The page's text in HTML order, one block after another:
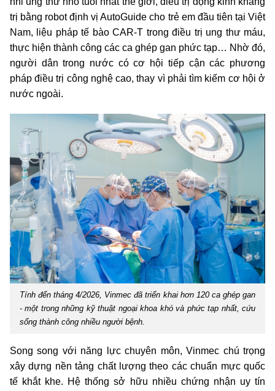
trị bằng robot định vị AutoGuide cho trẻ em đầu tiên tại Việt
Nam, liệu pháp tế bào CAR-T trong điều trị ung thư máu,
thực hiện thành công các ca ghép gan phức tạp… Nhờ đó,
người dân trong nước có cơ hội tiếp cận các phương
pháp điều trị công nghệ cao, thay vì phải tìm kiếm cơ hội ở
nước ngoài.
Tính đến tháng 4/2026, Vinmec đã triển khai hơn 120 ca ghép gan
- một trong những kỹ thuật ngoại khoa khó và phức tạp nhất, cứu
sống thành công nhiều người bệnh.
Song song với năng lực chuyên môn, Vinmec chú trọng
xây dựng nền tảng chất lượng theo các chuẩn mực quốc
tế khắt khe. Hệ thống sở hữu nhiều chứng nhận uy tín